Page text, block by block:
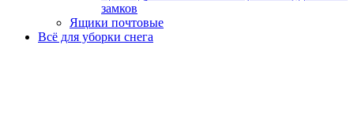
замков
Ящики почтовые
Всё для уборки снега